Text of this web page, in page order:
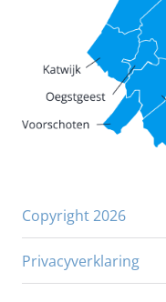
Copyright 2026
Privacyverklaring